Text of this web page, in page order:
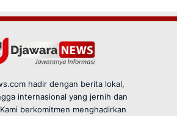
hadir dengan berita lokal,
internasional yang jernih dan
berkomitmen menghadirkan